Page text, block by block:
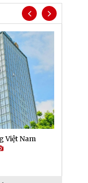
Việt Nam